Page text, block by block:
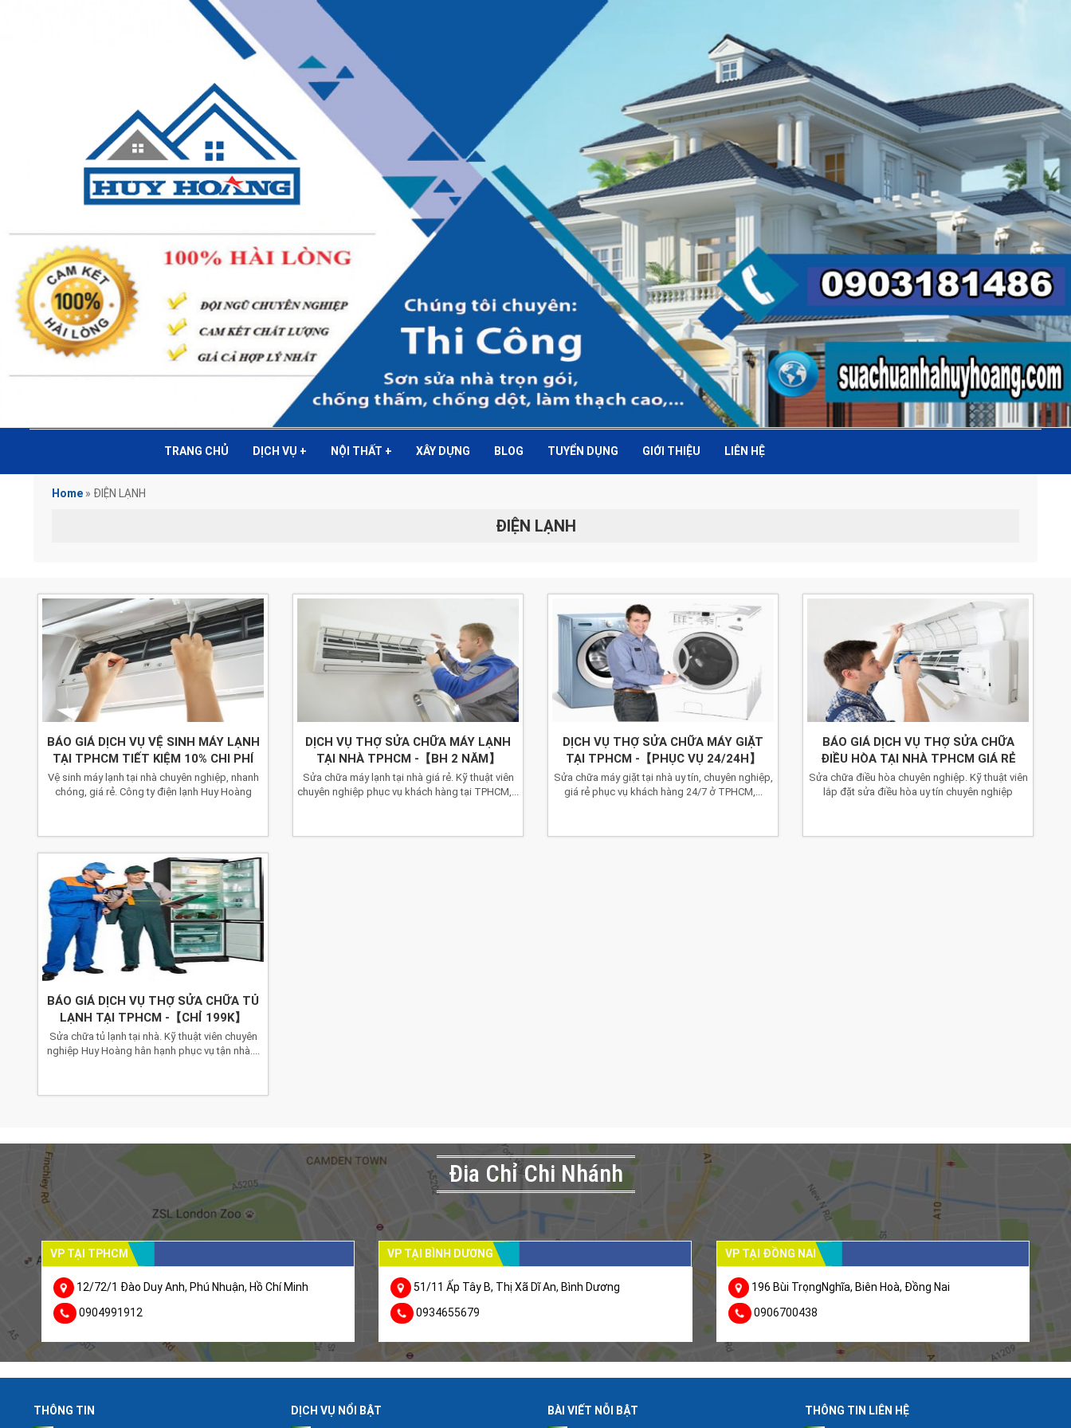
TRANG CHỦ DỊCH VỤ + NỘI THẤT + XÂY DỰNG BLOG TUYỂN DỤNG GIỚI THIỆU LIÊN HỆ
Home » ĐIỆN LẠNH
ĐIỆN LẠNH
BÁO GIÁ DỊCH VỤ VỆ SINH MÁY LẠNH
TẠI TPHCM TIẾT KIỆM 10% CHI PHÍ
Vệ sinh máy lạnh tại nhà chuyên nghiệp, nhanh
chóng, giá rẻ. Công ty điện lạnh Huy Hoàng
DỊCH VỤ THỢ SỬA CHỮA MÁY LẠNH
TẠI NHÀ TPHCM -【BH 2 NĂM】
Sửa chữa máy lạnh tại nhà giá rẻ. Kỹ thuật viên
chuyên nghiệp phục vụ khách hàng tại TPHCM,...
DỊCH VỤ THỢ SỬA CHỮA MÁY GIẶT
TẠI TPHCM -【PHỤC VỤ 24/24H】
Sửa chữa máy giặt tại nhà uy tín, chuyên nghiệp,
giá rẻ phục vụ khách hàng 24/7 ở TPHCM,...
BÁO GIÁ DỊCH VỤ THỢ SỬA CHỮA
ĐIỀU HÒA TẠI NHÀ TPHCM GIÁ RẺ
Sửa chữa điều hòa chuyên nghiệp. Kỹ thuật viên
lắp đặt sửa điều hòa uy tín chuyên nghiệp
BÁO GIÁ DỊCH VỤ THỢ SỬA CHỮA TỦ
LẠNH TẠI TPHCM -【CHỈ 199K】
Sửa chữa tủ lạnh tại nhà. Kỹ thuật viên chuyên
nghiệp Huy Hoàng hân hạnh phục vụ tận nhà....
Đia Chỉ Chi Nhánh
VP TẠI TPHCM
12/72/1 Đào Duy Anh, Phú Nhuận, Hồ Chí Minh
0904991912
VP TẠI BÌNH DƯƠNG
51/11 Ấp Tây B, Thị Xã Dĩ An, Bình Dương
0934655679
VP TẠI ĐỒNG NAI
196 Bùi TrọngNghĩa, Biên Hoà, Đồng Nai
0906700438
THÔNG TIN DỊCH VỤ NỔI BẬT BÀI VIẾT NỖI BẬT THÔNG TIN LIÊN HỆ